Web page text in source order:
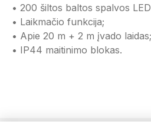
• 200 šiltos baltos spalvos
• Laikmačio funkcija;
• Apie 20 m + 2 m įvado laidas;
• IP44 maitinimo blokas.